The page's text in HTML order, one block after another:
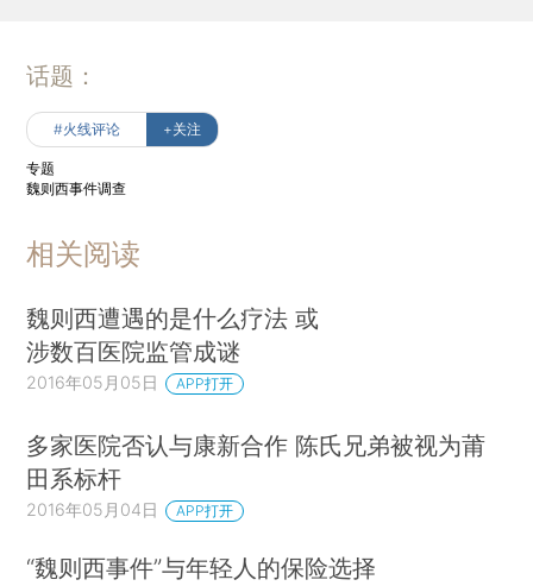
话题：
#火线评论 +关注
专题
魏则西事件调查
相关阅读
魏则西遭遇的是什么疗法 或
涉数百医院监管成谜
2016年05月05日 APP打开
多家医院否认与康新合作 陈氏兄弟被视为莆
田系标杆
2016年05月04日 APP打开
“魏则西事件”与年轻人的保险选择